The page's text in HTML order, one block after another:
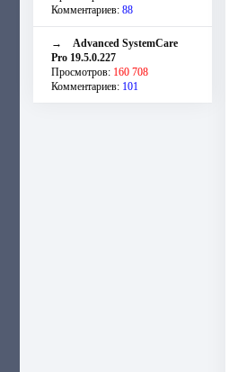
Комментариев: 88
→ Advanced SystemCare
Pro 19.5.0.227
Просмотров: 160 708
Комментариев: 101